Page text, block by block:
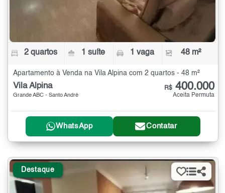
2 quartos 1 suíte 1 vaga 48 m²
Apartamento à Venda na Vila Alpina com 2 quartos - 48 m²
Vila Alpina
Grande ABC - Santo André
R$ 400.000
Aceita Permuta
WhatsApp Contatar
Destaque